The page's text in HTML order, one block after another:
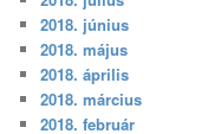
2018. június
2018. május
2018. április
2018. március
2018. február